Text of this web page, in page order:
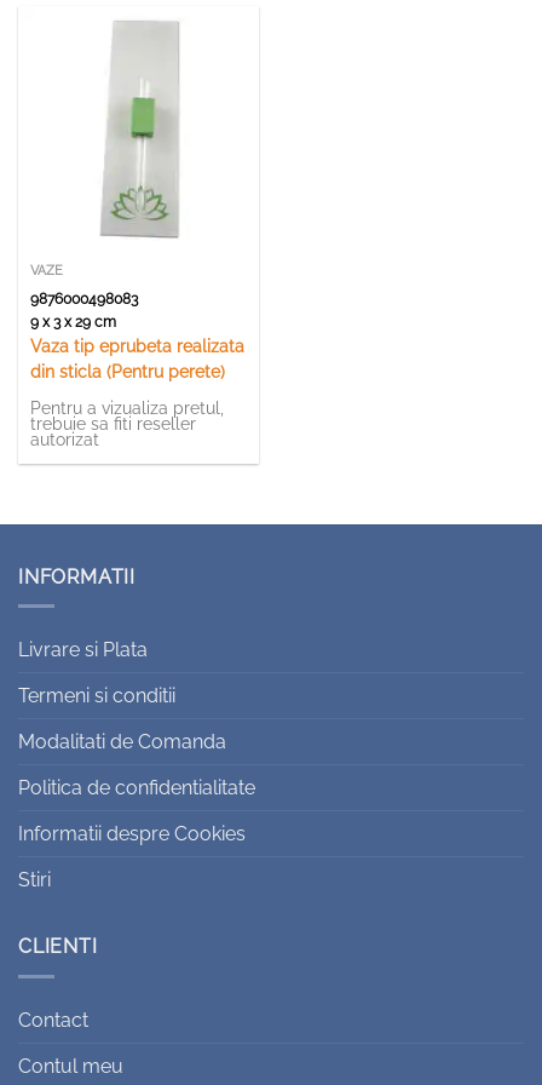
VAZE
9876000498083
9 x 3 x 29 cm
Vaza tip eprubeta realizata
din sticla (Pentru perete)
Pentru a vizualiza pretul,
trebuie sa fiti reseller
autorizat
INFORMATII
Livrare si Plata
Termeni si conditii
Modalitati de Comanda
Politica de confidentialitate
Informatii despre Cookies
Stiri
CLIENTI
Contact
Contul meu